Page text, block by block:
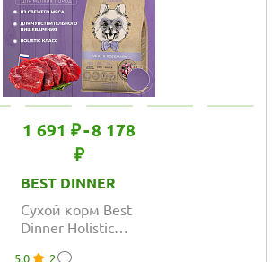
1 691 ₽-8 178
₽
BEST DINNER
Сухой корм Best
Dinner Holistic
5.0 2